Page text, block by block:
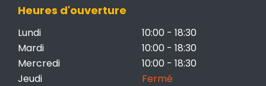
Heures d'ouverture
Lundi
10:00 - 18:30
Mardi
10:00 - 18:30
Mercredi
10:00 - 18:30
Jeudi
Fermé